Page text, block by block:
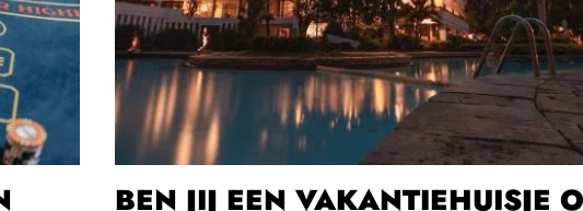
BEN JIJ EEN VAKANTIEHUISJE